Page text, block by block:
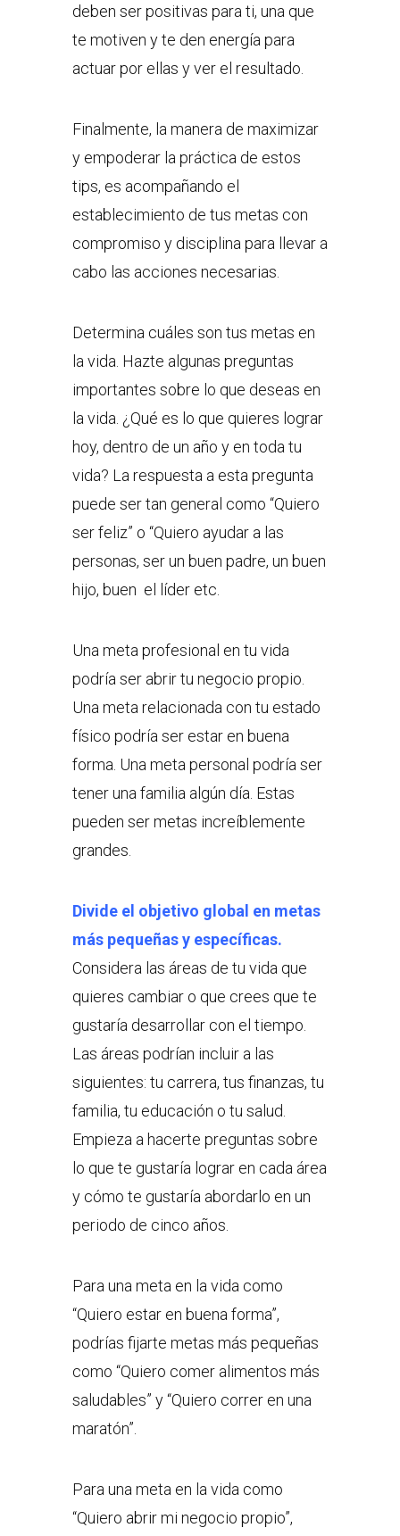
deben ser positivas para ti, una que
te motiven y te den energía para
actuar por ellas y ver el resultado.
Finalmente, la manera de maximizar
y empoderar la práctica de estos
tips, es acompañando el
establecimiento de tus metas con
compromiso y disciplina para llevar a
cabo las acciones necesarias.
Determina cuáles son tus metas en
la vida. Hazte algunas preguntas
importantes sobre lo que deseas en
la vida. ¿Qué es lo que quieres lograr
hoy, dentro de un año y en toda tu
vida? La respuesta a esta pregunta
puede ser tan general como “Quiero
ser feliz” o “Quiero ayudar a las
personas, ser un buen padre, un buen
hijo, buen el líder etc.
Una meta profesional en tu vida
podría ser abrir tu negocio propio.
Una meta relacionada con tu estado
físico podría ser estar en buena
forma. Una meta personal podría ser
tener una familia algún día. Estas
pueden ser metas increíblemente
grandes.
Divide el objetivo global en metas
más pequeñas y específicas.
Considera las áreas de tu vida que
quieres cambiar o que crees que te
gustaría desarrollar con el tiempo.
Las áreas podrían incluir a las
siguientes: tu carrera, tus finanzas, tu
familia, tu educación o tu salud.
Empieza a hacerte preguntas sobre
lo que te gustaría lograr en cada área
y cómo te gustaría abordarlo en un
periodo de cinco años.
Para una meta en la vida como
“Quiero estar en buena forma”,
podrías fijarte metas más pequeñas
como “Quiero comer alimentos más
saludables” y “Quiero correr en una
maratón”.
Para una meta en la vida como
“Quiero abrir mi negocio propio”,